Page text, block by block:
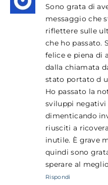
Sono grata di
messaggio che
riflettere sulle
che ho passato.
felice e piena di
dalla chiamata
stato portato d
Ho passato la
sviluppi negativi
dimenticando
riusciti a
inutile. È grave
quindi sono
sperare al
Rispondi